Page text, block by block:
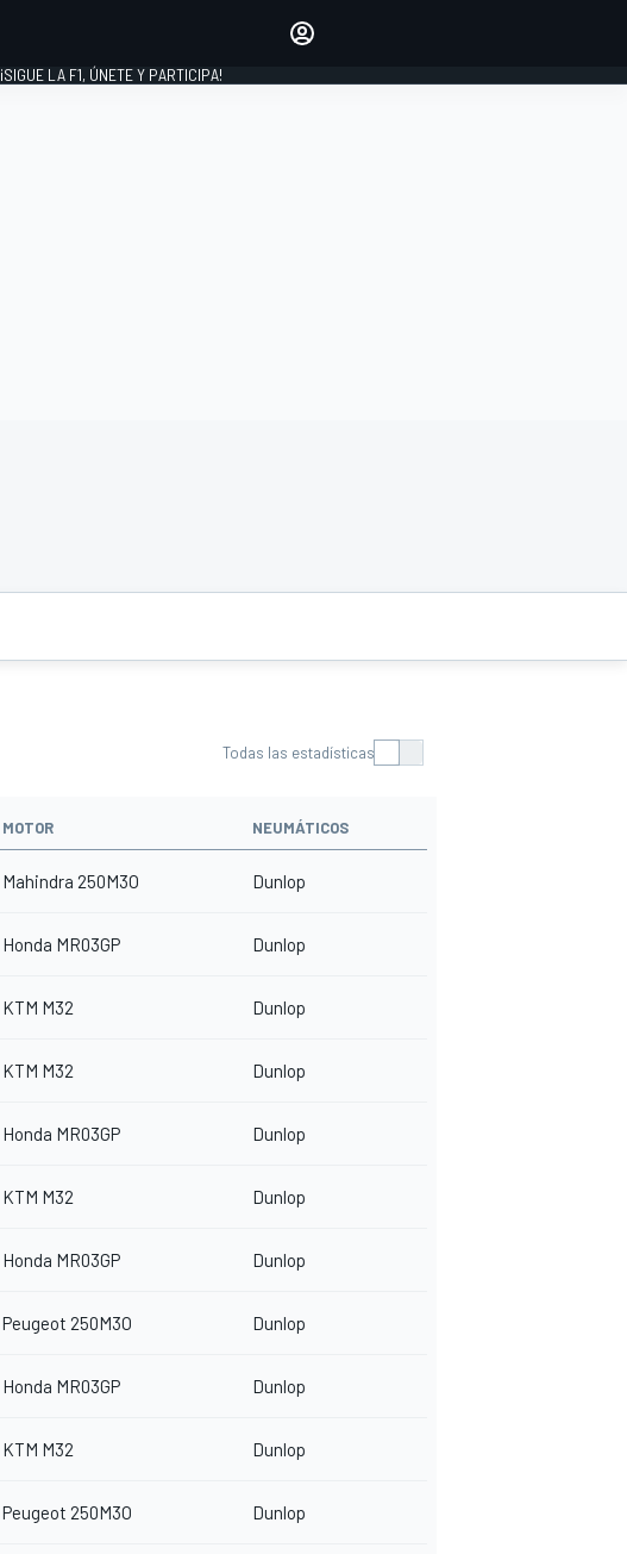
¡SIGUE LA F1, ÚNETE Y PARTICIPA!
Todas las estadísticas
MOTOR NEUMÁTICOS
Mahindra 250M3O Dunlop
Honda MR03GP Dunlop
KTM M32 Dunlop
KTM M32 Dunlop
Honda MR03GP Dunlop
KTM M32 Dunlop
Honda MR03GP Dunlop
Peugeot 250M3O Dunlop
Honda MR03GP Dunlop
KTM M32 Dunlop
Peugeot 250M3O Dunlop